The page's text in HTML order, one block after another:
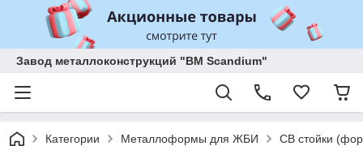
Завод металлоконструкций "BM Scandium"
Категории Металлоформы для ЖБИ СВ стойки